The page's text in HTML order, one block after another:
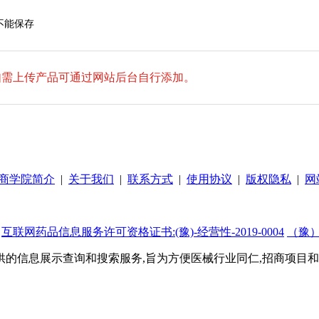
能保存
上传产品可通过网站后台自行添加。
学院简介 | 关于我们 | 联系方式 | 使用协议 | 版权隐私 |
互联网药品信息服务许可资格证书:(豫)-经营性-2019-0004 （豫
信息展示查询和搜索服务,旨为方便医械行业同仁,招商项目